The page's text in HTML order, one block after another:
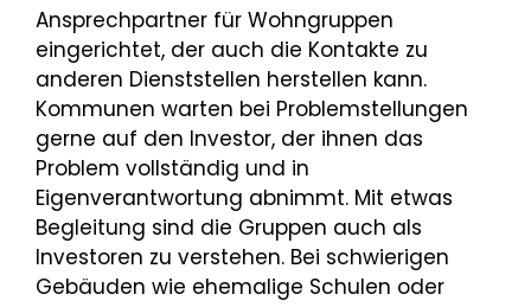
Ansprechpartner für Wohngruppen
eingerichtet, der auch die Kontakte zu
anderen Dienststellen herstellen kann.
Kommunen warten bei Problemstellungen
gerne auf den Investor, der ihnen das
Problem vollständig und in
Eigenverantwortung abnimmt. Mit etwas
Begleitung sind die Gruppen auch als
Investoren zu verstehen. Bei schwierigen
Gebäuden wie ehemalige Schulen oder